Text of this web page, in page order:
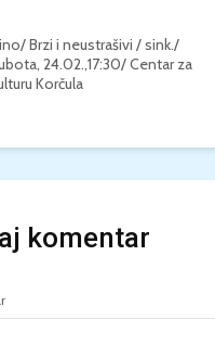
Brzi i neustrašivi / sink./
24.02.,17:30/ Centar za
Korčula
komentar